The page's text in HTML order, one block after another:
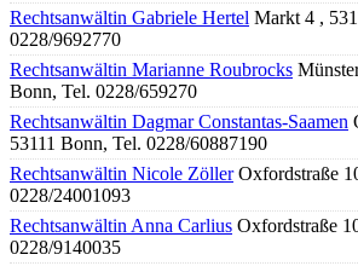
Rechtsanwältin Gabriele Hertel Markt 4 ,
0228/9692770
Rechtsanwältin Marianne Roubrocks
Bonn, Tel. 0228/659270
Rechtsanwältin Dagmar Constantas-Saamen
53111 Bonn, Tel. 0228/60887190
Rechtsanwältin Nicole ZöllerOxfordstraße
0228/24001093
Rechtsanwältin Anna Carlius Oxfordstraße
0228/9140035